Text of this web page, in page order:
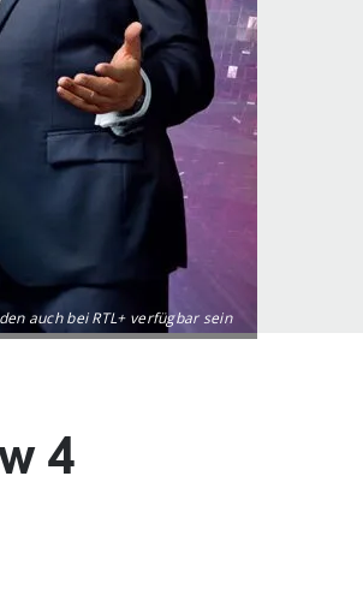
auch bei RTL+ verfügbar sein
4